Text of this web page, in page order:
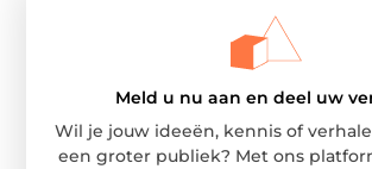
Meld u nu aan en deel uw
Wil je jouw ideeën, kennis of
een groter publiek? Met ons